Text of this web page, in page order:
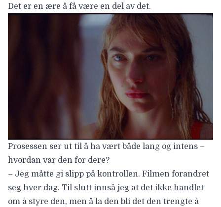
Det er en ære å få være en del av det.
Prosessen ser ut til å ha vært både lang og intens –
hvordan var den for dere?
– Jeg måtte gi slipp på kontrollen. Filmen forandret
seg hver dag. Til slutt innså jeg at det ikke handlet
om å styre den, men å la den bli det den trengte å